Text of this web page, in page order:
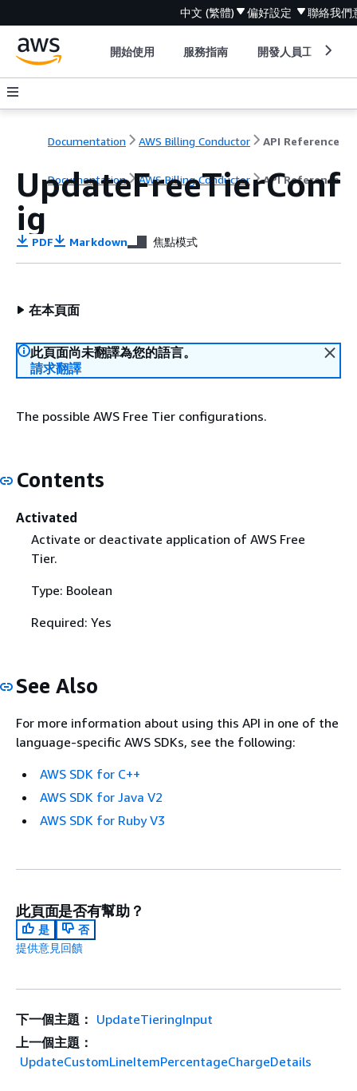
中文 (繁體) 偏好設定 聯絡我們
開始使用 服務指南 開發人員工具
Documentation AWS Billing Conductor API Reference
Documentation AWS Billing Conductor API Reference
UpdateFreeTierConf
ig
PDF Markdown 焦點模式
在本頁面
此頁面尚未翻譯為您的語言。
請求翻譯
The possible AWS Free Tier configurations.
Contents
Activated
Activate or deactivate application of AWS Free
Tier.
Type: Boolean
Required: Yes
See Also
For more information about using this API in one of the
language-specific AWS SDKs, see the following:
AWS SDK for C++
AWS SDK for Java V2
AWS SDK for Ruby V3
此頁面是否有幫助？
是
否
提供意見回饋
下一個主題： UpdateTieringInput
上一個主題：
UpdateCustomLineItemPercentageChargeDetails